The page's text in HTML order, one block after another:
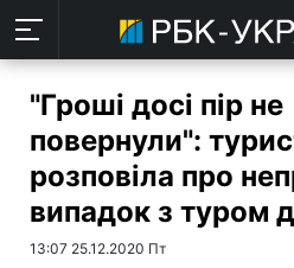
"Гроші досі пір не
повернули":
розповіла про
випадок з туром
13:07 25.12.2020 Пт